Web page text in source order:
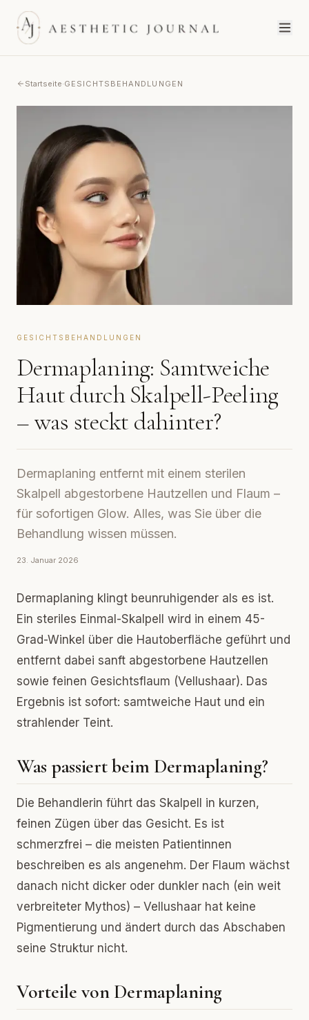
Startseite·GESICHTSBEHANDLUNGEN
GESICHTSBEHANDLUNGEN
Dermaplaning: Samtweiche
Haut durch Skalpell-Peeling
– was steckt dahinter?
Dermaplaning entfernt mit einem sterilen
Skalpell abgestorbene Hautzellen und Flaum –
für sofortigen Glow. Alles, was Sie über die
Behandlung wissen müssen.
23. Januar 2026
Dermaplaning klingt beunruhigender als es ist.
Ein steriles Einmal-Skalpell wird in einem 45-
Grad-Winkel über die Hautoberfläche geführt und
entfernt dabei sanft abgestorbene Hautzellen
sowie feinen Gesichtsflaum (Vellushaar). Das
Ergebnis ist sofort: samtweiche Haut und ein
strahlender Teint.
Was passiert beim Dermaplaning?
Die Behandlerin führt das Skalpell in kurzen,
feinen Zügen über das Gesicht. Es ist
schmerzfrei – die meisten Patientinnen
beschreiben es als angenehm. Der Flaum wächst
danach nicht dicker oder dunkler nach (ein weit
verbreiteter Mythos) – Vellushaar hat keine
Pigmentierung und ändert durch das Abschaben
seine Struktur nicht.
Vorteile von Dermaplaning